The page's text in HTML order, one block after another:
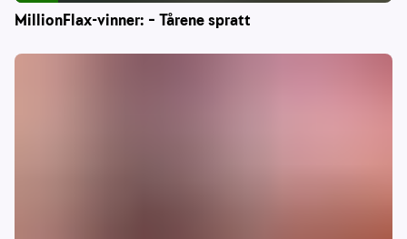
MillionFlax-vinner: – Tårene spratt